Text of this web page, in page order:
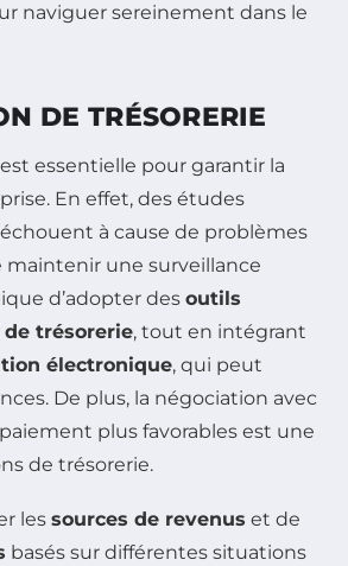
naviguer sereinement dans le
DE TRÉSORERIE
est essentielle pour garantir la
En effet, des études
à cause de problèmes
maintenir une surveillance
d’adopter des outils
trésorerie, tout en intégrant
électronique, qui peut
De plus, la négociation avec
plus favorables est une
de trésorerie.
les sources de revenus et de
basés sur différentes situations